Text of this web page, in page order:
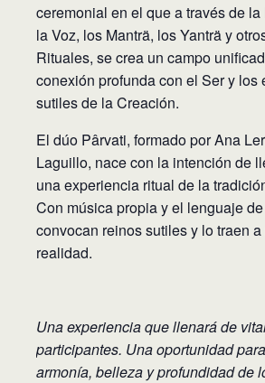
ceremonial en el que a través de
la Voz, los Manträ, los Yanträ y
Rituales, se crea un campo
conexión profunda con el Ser y los
sutiles de la Creación.
El dúo Pârvati, formado por Ana
Laguillo, nace con la intención de
una experiencia ritual de la
Con música propia y el lenguaje
convocan reinos sutiles y lo traen
realidad.
Una experiencia que llenará de
participantes. Una oportunidad
armonía, belleza y profundidad de